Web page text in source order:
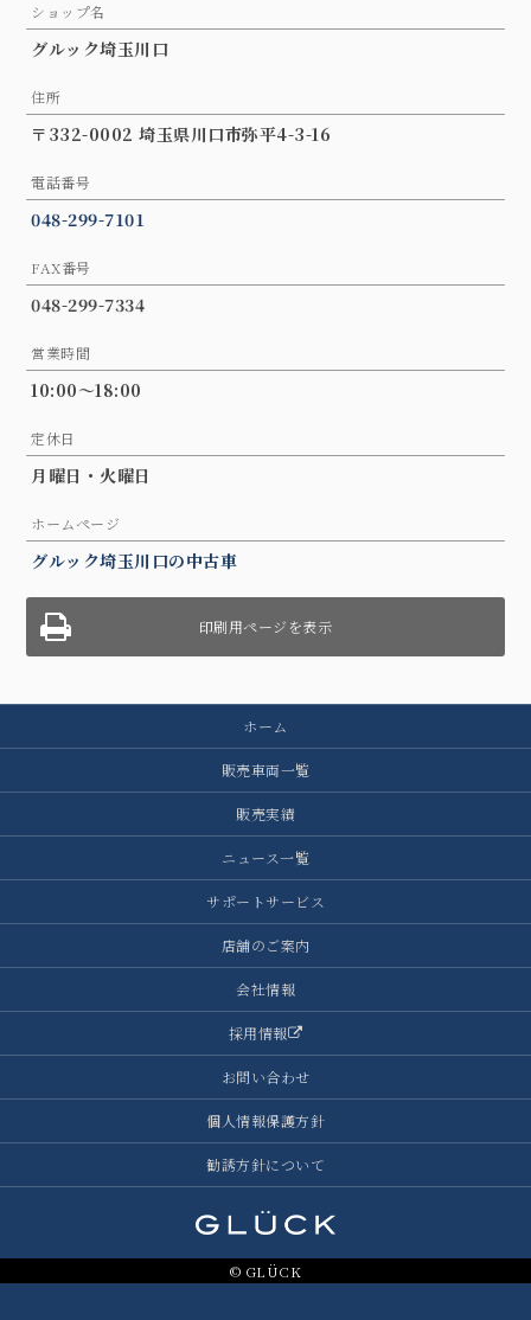
ショップ名
グルック埼玉川口
住所
〒332-0002 埼玉県川口市弥平4-3-16
電話番号
048-299-7101
FAX番号
048-299-7334
営業時間
10:00～18:00
定休日
月曜日・火曜日
ホームページ
グルック埼玉川口の中古車
印刷用ページを表示
ホーム
販売車両一覧
販売実績
ニュース一覧
サポートサービス
店舗のご案内
会社情報
採用情報
お問い合わせ
個人情報保護方針
勧誘方針について
© GLÜCK